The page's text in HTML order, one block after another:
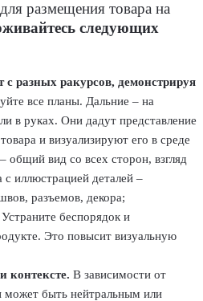
размещения товара на
следующих
с разных ракурсов, демонстрируя
все планы. Дальние – на
в руках. Они дадут представление
и визуализируют его в среде
общий вид со всех сторон, взгляд
иллюстрацией деталей –
разъемов, декора;
Устраните беспорядок и
Это повысит визуальную
контексте. В зависимости от
может быть нейтральным или